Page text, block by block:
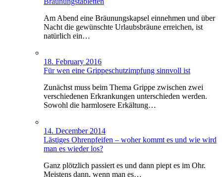
Am Abend eine Bräunungskapsel einnehmen und über
Nacht die gewünschte Urlaubsbräune erreichen, ist
natürlich ein…
18. February 2016
Für wen eine Grippeschutzimpfung sinnvoll ist
Zunächst muss beim Thema Grippe zwischen zwei
verschiedenen Erkrankungen unterschieden werden.
Sowohl die harmlosere Erkältung…
14. December 2014
Lästiges Ohrenpfeifen – woher kommt es und wie wird
man es wieder los?
Ganz plötzlich passiert es und dann piept es im Ohr.
Meistens dann, wenn man es…